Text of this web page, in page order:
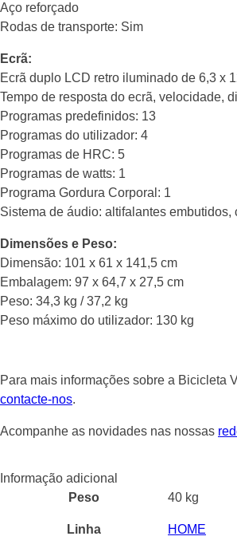
Aço reforçado
Rodas de transporte: Sim
Ecrã:
Ecrã duplo LCD retro iluminado de 6,3 x
Tempo de resposta do ecrã, velocidade,
Programas predefinidos: 13
Programas do utilizador: 4
Programas de HRC: 5
Programas de watts: 1
Programa Gordura Corporal: 1
Sistema de áudio: altifalantes embutidos,
Dimensões e Peso:
Dimensão: 101 x 61 x 141,5 cm
Embalagem: 97 x 64,7 x 27,5 cm
Peso: 34,3 kg / 37,2 kg
Peso máximo do utilizador: 130 kg
Para mais informações sobre a Bicicleta
contacte-nos.
Acompanhe as novidades nas nossas
Informação adicional
Peso
40 kg
Linha HOME